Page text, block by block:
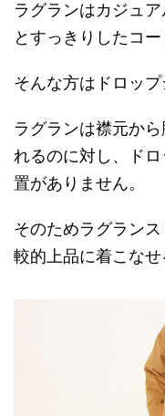
ラグランはカジュ
とすっきりしたコー
そんな方はドロップ
ラグランは襟元か
れるのに対し、ド
置がありません。
そのためラグラン
較的上品に着こなせ